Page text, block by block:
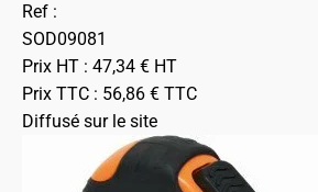
Ref :
SOD09081
Prix HT : 47,34 € HT
Prix TTC : 56,86 € TTC
Diffusé sur le site